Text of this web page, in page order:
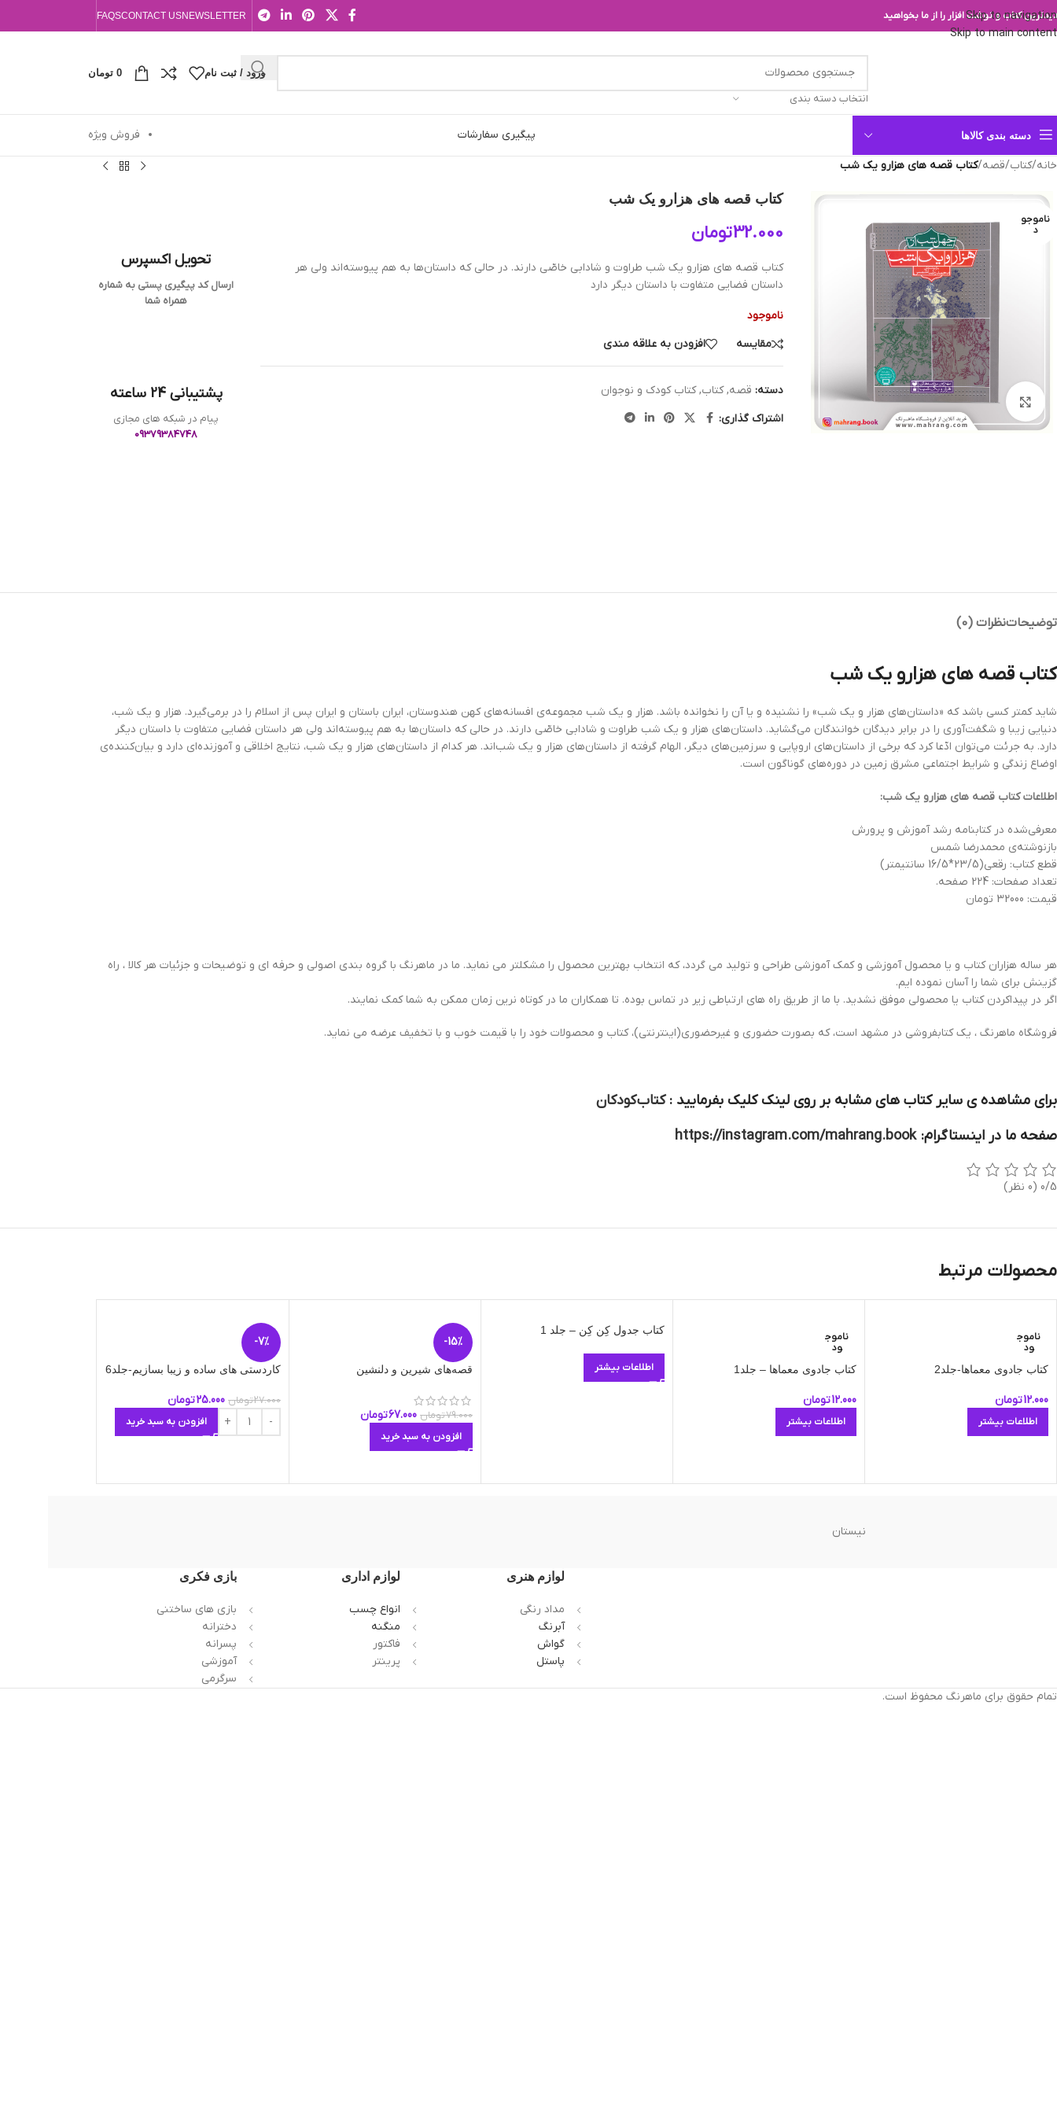
Skip to navigation
Skip to main content
کتاب و نوشت افزار را از ما بخواهید NEWSLETTER
CONTACT US
FAQS
انتخاب دسته بندی
ورود / ثبت نام 0 تومان
دسته بندی کالاها پیگیری سفارشات فروش ویژه
خانه/کتاب/قصه/کتاب قصه های هزارو یک شب
ناموجو
د
بزرگنمایی تصویر
کتاب قصه های هزارو یک شب
32.000تومان
کتاب قصه های هزارو یک شب طراوت و شادابی خاصّی دارند. در حالی که داستان‌ها به هم پیوسته‌اند ولی هر
داستان فضایی متفاوت با داستان دیگر دارد
ناموجود
مقایسه
افزودن به علاقه مندی
دسته: قصه, کتاب, کتاب کودک و نوجوان
اشتراک گذاری:
تحویل اکسپرس
ارسال کد پیگیری پستی به شماره
همراه شما
پشتیبانی 24 ساعته
پیام در شبکه های مجازی
09379384748
توضیحاتنظرات (0)
کتاب قصه های هزارو یک شب
شاید کمتر کسی باشد که «داستان‌های هزار و یک شب» را نشنیده و یا آن را نخوانده باشد. هزار و یک شب مجموعه‌ی افسانه‌های کهن هندوستان، ایران باستان و ایران پس از اسلام را در برمی‌گیرد. هزار و یک شب،
دنیایی زیبا و شگفت‌آوری را در برابر دیدگان خوانندگان می‌گشاید. داستان‌های هزار و یک شب طراوت و شادابی خاصّی دارند. در حالی که داستان‌ها به هم پیوسته‌اند ولی هر داستان فضایی متفاوت با داستان دیگر
دارد. به جرئت می‌توان ادّعا کرد که برخی از داستان‌های اروپایی و سرزمین‌های دیگر، الهام گرفته از داستان‌های هزار و یک شب‌اند. هر کدام از داستان‌های هزار و یک شب، نتایج اخلاقی و آموزنده‌ای دارد و بیان‌کننده‌ی
اوضاع زندگی و شرایط اجتماعی مشرق زمین در دوره‌های گوناگون است.
اطلاعات کتاب قصه های هزارو یک شب:
معرفی‌شده در کتابنامه رشد آموزش و پرورش
بازنوشته‌ی محمدرضا شمس
قطع کتاب: رقعی(23/5*16/5 سانتیمتر)
تعداد صفحات: 224 صفحه.
قیمت: 32000 تومان
هر ساله هزاران کتاب و یا محصول آموزشی و کمک آموزشی طراحی و تولید می گردد، که انتخاب بهترین محصول را مشکلتر می نماید. ما در ماهرنگ با گروه بندی اصولی و حرفه ای و توضیحات و جزئیات هر کالا ، راه
گزینش برای شما را آسان نموده ایم.
اگر در پیداکردن کتاب یا محصولی موفق نشدید. با ما از طریق راه های ارتباطی زیر در تماس بوده. تا همکاران ما در کوتاه نرین زمان ممکن به شما کمک نمایند.
فروشگاه ماهرنگ ، یک کتابفروشی در مشهد است، که بصورت حضوری و غیرحضوری(اینترنتی)، کتاب و محصولات خود را با قیمت خوب و با تخفیف عرضه می نماید.
برای مشاهده ی سایر کتاب های مشابه بر روی لینک کلیک بفرمایید :کتاب کودکان
صفحه ما در اینستاگرام:https://instagram.com/mahrang.book
0/5 (0 نظر)
محصولات مرتبط
ناموج
ود
کتاب جادوی معماها-جلد2
12.000تومان
اطلاعات بیشتر
ناموج
ود
کتاب جادوی معماها – جلد1
12.000تومان
اطلاعات بیشتر
کتاب جدول کِن کِن – جلد 1
اطلاعات بیشتر
-15%
قصه‌های شیرین و دلنشین
79.000تومان 67.000تومان
افزودن به سبد خرید
-7%
کاردستی های ساده و زیبا بسازیم-جلد6
27.000تومان 25.000تومان
افزودن به سبد خرید
نیستان
لوازم هنری
مداد رنگی
آبرنگ
گواش
پاستل
لوازم اداری
انواع چسب
منگنه
فاکتور
پرینتر
بازی فکری
بازی های ساختنی
دخترانه
پسرانه
آموزشی
سرگرمی
تمام حقوق برای ماهرنگ محفوظ است.